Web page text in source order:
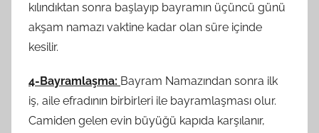
kılındıktan sonra başlayıp bayramın üçüncü günü
akşam namazı vaktine kadar olan süre içinde
kesilir.
4-Bayramlaşma: Bayram Namazından sonra ilk
iş, aile efradının birbirleri ile bayramlaşması olur.
Camiden gelen evin büyüğü kapıda karşılanır,